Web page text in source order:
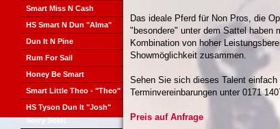
Smart Miss N Cash
HS Smart N Dun "Alma"
Dun It N Pine
Rum For Sail
Honey Be Smart
Smart Little Theo - "Theo"
HS Tyson Dun It "Josh"
Sorry Sold!
Das ideale Pferd für Non Pros, die
"besondere" unter dem Sattel haben
Kombination von hoher
Showmöglichkeit zusammen.
Sehen Sie sich dieses Talent
Terminvereinbarungen unter 0171
Preis auf Anfrage